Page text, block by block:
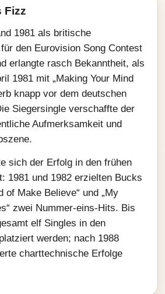
Fizz
1981 als britische
den Eurovision Song Contest
erlangte rasch Bekanntheit, als
1981 mit „Making Your Mind
knapp vor dem deutschen
Siegersingle verschaffte der
Aufmerksamkeit und
sich der Erfolg in den frühen
1981 und 1982 erzielten Bucks
of Make Believe“ und „My
zwei Nummer-eins-Hits. Bis
elf Singles in den
werden; nach 1988
charttechnische Erfolge